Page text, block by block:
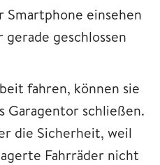
Smartphone einsehen
gerade geschlossen
fahren, können sie
Garagentor schließen.
die Sicherheit, weil
Fahrräder nicht